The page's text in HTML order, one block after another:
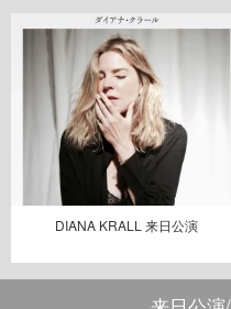
DIANA KRALL 来日公演